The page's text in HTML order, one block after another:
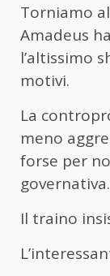
Torniamo
Amadeus
l’altissimo
motivi.
La
meno
forse per
governativa.
Il traino